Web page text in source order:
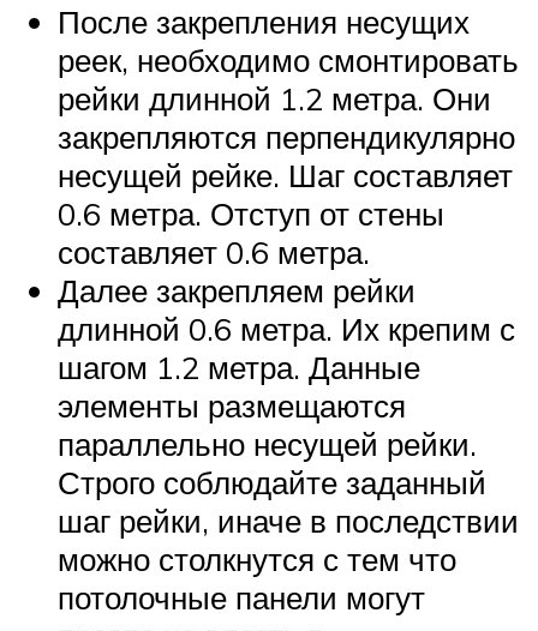
После закрепления несущих
реек, необходимо смонтировать
рейки длинной 1.2 метра. Они
закрепляются перпендикулярно
несущей рейке. Шаг составляет
0.6 метра. Отступ от стены
составляет 0.6 метра.
Далее закрепляем рейки
длинной 0.6 метра. Их крепим с
шагом 1.2 метра. Данные
элементы размещаются
параллельно несущей рейки.
Строго соблюдайте заданный
шаг рейки, иначе в последствии
можно столкнутся с тем что
потолочные панели могут